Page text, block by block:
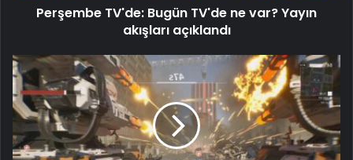
Perşembe TV'de: Bugün TV'de ne var? Yayın
akışları açıklandı